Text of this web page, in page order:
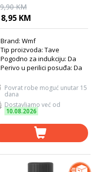
KM
KM
Brand: Wmf
Tip proizvoda: Tave
Pogodno za indukciju: Da
Perivo u perilici posuđa: Da
Povrat robe moguć unutar 15
dana
Dostavljamo već od
10.08.2026